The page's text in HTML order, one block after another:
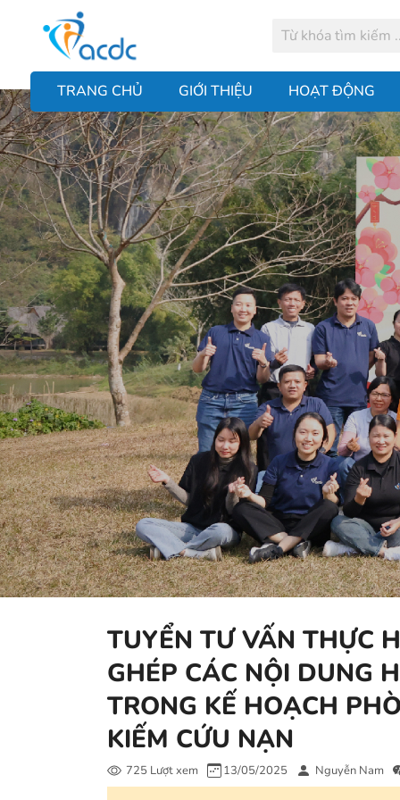
TRANG CHỦ GIỚI THIỆU HOẠT ĐỘNG
TUYỂN TƯ VẤN THỰC
GHÉP CÁC NỘI DUNG
TRONG KẾ HOẠCH
KIẾM CỨU NẠN
725 Lượt xem 13/05/2025 Nguyễn Nam